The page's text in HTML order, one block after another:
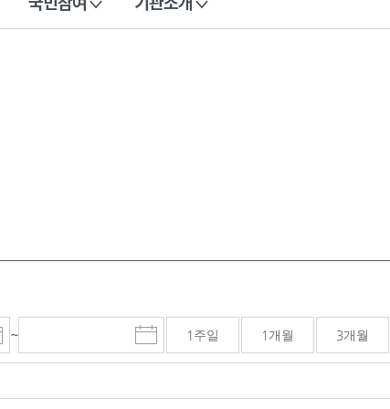
~
종
료
1주일 1개월 3개월